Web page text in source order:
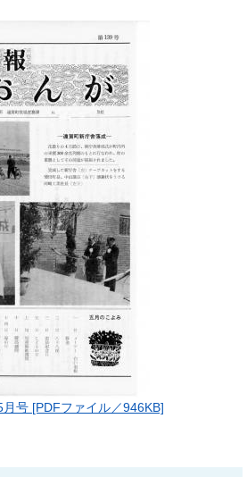
号 [PDFファイル／946KB]